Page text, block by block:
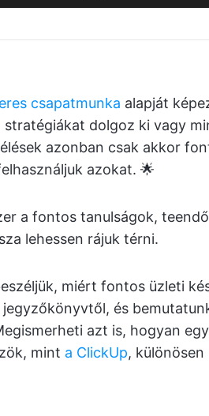
csapatmunka alapját
dolgoz ki vagy
azonban csak akkor
azokat. 🌟
a fontos tanulságok,
lehessen rájuk térni.
miért fontos üzleti
és
azt is, hogyan
mint a ClickUp,